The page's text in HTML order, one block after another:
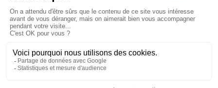
La visite pastorale du pape Léon
XIV à Assise à suivre sur KTO le
jeudi 6 août
Le pape en Uruguay, Argentine et
Pérou du 6 au 17 novembre 2026